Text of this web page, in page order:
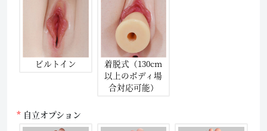
ビルトイン
着脱式（130cm
以上のボディ場
合対応可能）
自立オプション